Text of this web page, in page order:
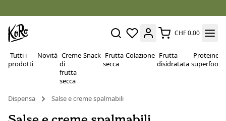
CHF 0.00
Tutti i
prodotti
Novità Creme
di
frutta
secca
Snack Frutta
secca
Colazione Frutta
disidratata
Proteine e
superfood
Dispensa Salse e creme spalmabili